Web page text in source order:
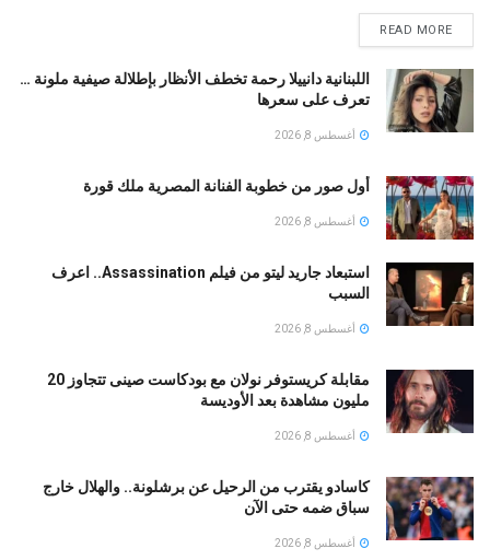
READ MORE
اللبنانية دانييلا رحمة تخطف الأنظار بإطلالة صيفية ملونة …
تعرف على سعرها
أغسطس 8, 2026
أول صور من خطوبة الفنانة المصرية ملك قورة
أغسطس 8, 2026
استبعاد جاريد ليتو من فيلم Assassination.. اعرف
السبب
أغسطس 8, 2026
مقابلة كريستوفر نولان مع بودكاست صينى تتجاوز 20
مليون مشاهدة بعد الأوديسة
أغسطس 8, 2026
كاسادو يقترب من الرحيل عن برشلونة.. والهلال خارج
سباق ضمه حتى الآن
أغسطس 8, 2026